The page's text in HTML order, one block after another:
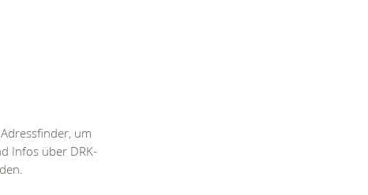
um
Infos über DRK-